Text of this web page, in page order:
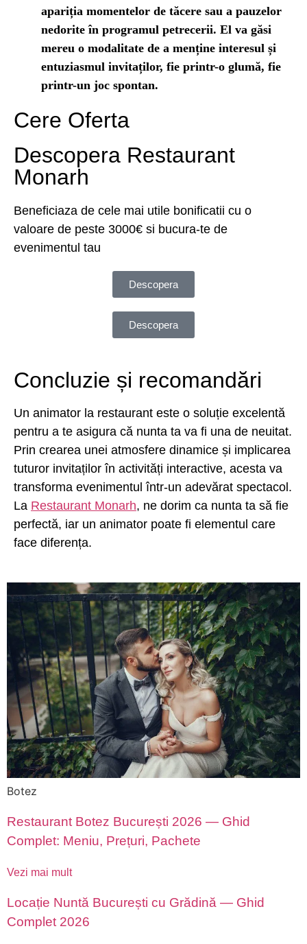
apariția momentelor de tăcere sau a pauzelor
nedorite în programul petrecerii. El va găsi
mereu o modalitate de a menține interesul și
entuziasmul invitaților, fie printr-o glumă, fie
printr-un joc spontan.
Cere Oferta
Descopera Restaurant
Monarh
Beneficiaza de cele mai utile bonificatii cu o
valoare de peste 3000€ si bucura-te de
evenimentul tau
Descopera
Descopera
Concluzie și recomandări
Un animator la restaurant este o soluție excelentă
pentru a te asigura că nunta ta va fi una de neuitat.
Prin crearea unei atmosfere dinamice și implicarea
tuturor invitaților în activități interactive, acesta va
transforma evenimentul într-un adevărat spectacol.
La Restaurant Monarh, ne dorim ca nunta ta să fie
perfectă, iar un animator poate fi elementul care
face diferența.
Botez
Restaurant Botez București 2026 — Ghid
Complet: Meniu, Prețuri, Pachete
Vezi mai mult
Locație Nuntă București cu Grădină — Ghid
Complet 2026